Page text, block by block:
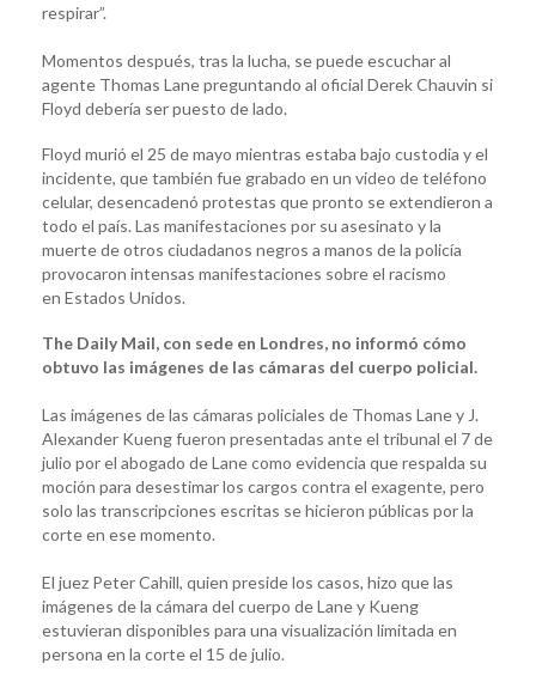
respirar”.
Momentos después, tras la lucha, se puede escuchar al
agente Thomas Lane preguntando al oficial Derek Chauvin si
Floyd debería ser puesto de lado.
Floyd murió el 25 de mayo mientras estaba bajo custodia y el
incidente, que también fue grabado en un video de teléfono
celular, desencadenó protestas que pronto se extendieron a
todo el país. Las manifestaciones por su asesinato y la
muerte de otros ciudadanos negros a manos de la policía
provocaron intensas manifestaciones sobre el racismo
en Estados Unidos.
The Daily Mail, con sede en Londres, no informó cómo
obtuvo las imágenes de las cámaras del cuerpo policial.
Las imágenes de las cámaras policiales de Thomas Lane y J.
Alexander Kueng fueron presentadas ante el tribunal el 7 de
julio por el abogado de Lane como evidencia que respalda su
moción para desestimar los cargos contra el exagente, pero
solo las transcripciones escritas se hicieron públicas por la
corte en ese momento.
El juez Peter Cahill, quien preside los casos, hizo que las
imágenes de la cámara del cuerpo de Lane y Kueng
estuvieran disponibles para una visualización limitada en
persona en la corte el 15 de julio.